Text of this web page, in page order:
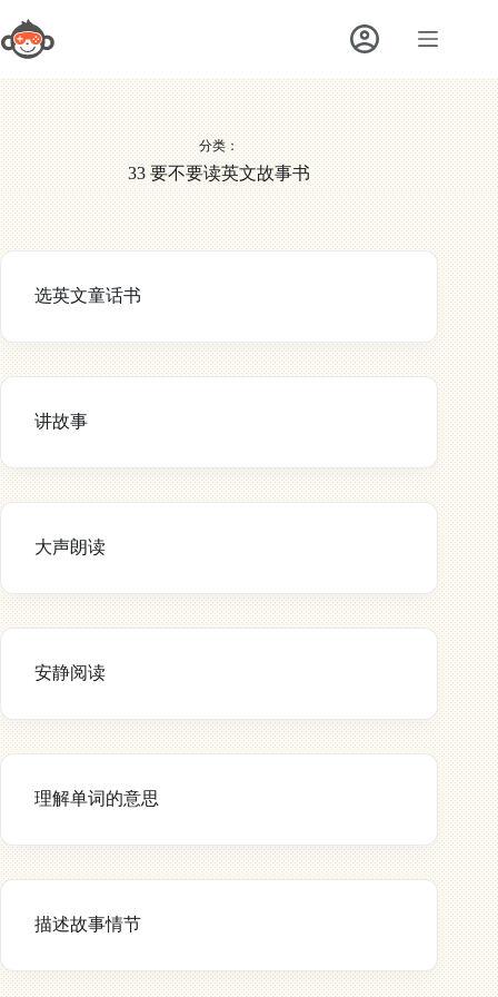
至
内
容
分类：
33 要不要读英文故事书
选英文童话书
讲故事
大声朗读
安静阅读
理解单词的意思
描述故事情节